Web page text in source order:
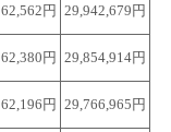
62,562円 29,942,679円
62,380円 29,854,914円
62,196円 29,766,965円